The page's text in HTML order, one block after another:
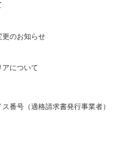
更のお知らせ
アについて
番号（適格請求書発行事業者）